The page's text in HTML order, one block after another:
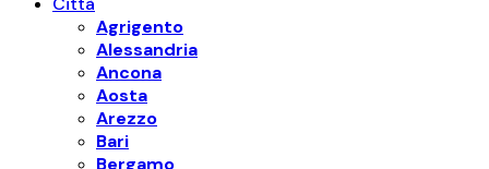
Agrigento
Alessandria
Ancona
Aosta
Arezzo
Bari
Bergamo